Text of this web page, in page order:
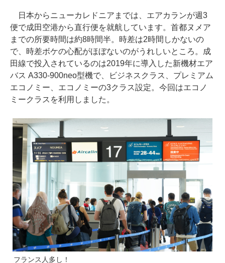
日本からニューカレドニアまでは、エアカランが週3
便で成田空港から直行便を就航しています。首都ヌメア
までの所要時間は約8時間半。時差は2時間しかないの
で、時差ボケの心配がほぼないのがうれしいところ。成
田線で投入されているのは2019年に導入した新機材エア
バス A330-900neo型機で、ビジネスクラス、プレミアム
エコノミー、エコノミーの3クラス設定。今回はエコノ
ミークラスを利用しました。
フランス人多し！